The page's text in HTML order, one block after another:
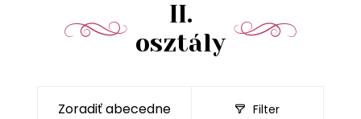
II.
osztály
Filter